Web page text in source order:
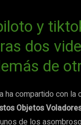
y
dos
de
ha compartido con
Objetos
de los